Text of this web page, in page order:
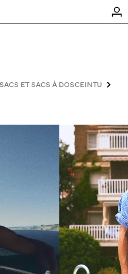
SACS ET SACS À DOSCEINTURES